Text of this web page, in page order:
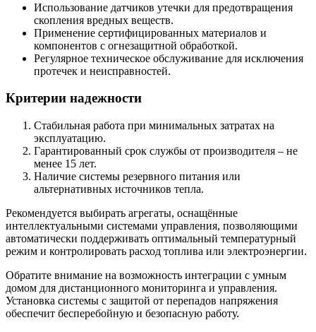
Использование датчиков утечки для предотвращения
скопления вредных веществ.
Применение сертифицированных материалов и
компонентов с огнезащитной обработкой.
Регулярное техническое обслуживание для исключения
протечек и неисправностей.
Критерии надежности
Стабильная работа при минимальных затратах на
эксплуатацию.
Гарантированный срок службы от производителя – не
менее 15 лет.
Наличие системы резервного питания или
альтернативных источников тепла.
Рекомендуется выбирать агрегаты, оснащённые
интеллектуальными системами управления, позволяющими
автоматически поддерживать оптимальный температурный
режим и контролировать расход топлива или электроэнергии.
Обратите внимание на возможность интеграции с умным
домом для дистанционного мониторинга и управления.
Установка системы с защитой от перепадов напряжения
обеспечит бесперебойную и безопасную работу.